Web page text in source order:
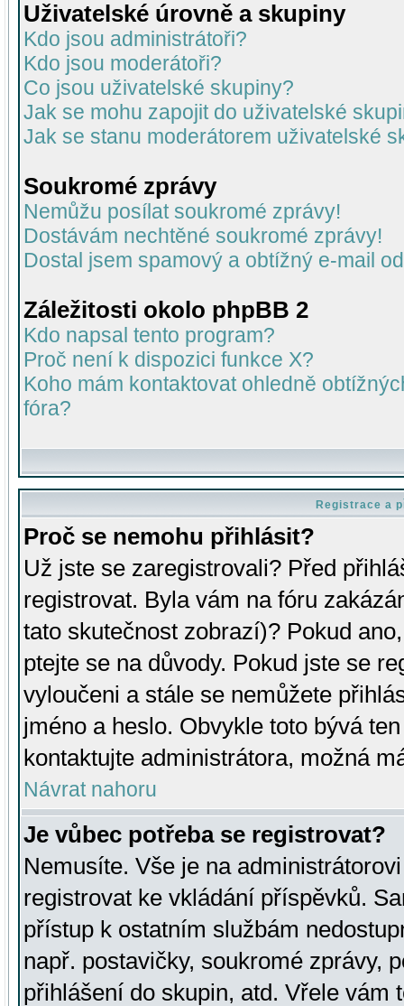
Uživatelské úrovně a skupiny
Kdo jsou administrátoři?
Kdo jsou moderátoři?
Co jsou uživatelské skupiny?
Jak se mohu zapojit do uživatelské
Jak se stanu moderátorem uživatelské
Soukromé zprávy
Nemůžu posílat soukromé zprávy!
Dostávám nechtěné soukromé zprávy!
Dostal jsem spamový a obtížný e-mail
Záležitosti okolo phpBB 2
Kdo napsal tento program?
Proč není k dispozici funkce X?
Koho mám kontaktovat ohledně
fóra?
Registrace a
Proč se nemohu přihlásit?
Už jste se zaregistrovali? Před
registrovat. Byla vám na fóru
tato skutečnost zobrazí)? Pokud
ptejte se na důvody. Pokud jste se
vyloučeni a stále se nemůžete
jméno a heslo. Obvykle toto bývá
kontaktujte administrátora, možná
Návrat nahoru
Je vůbec potřeba se registrovat?
Nemusíte. Vše je na
registrovat ke vkládání příspěvků.
přístup k ostatním službám
např. postavičky, soukromé zprávy,
přihlášení do skupin, atd. Vřele vám